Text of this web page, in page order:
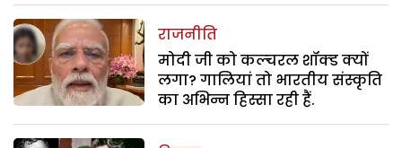
राजनीति
मोदी जी को कल्चरल शॉक्ड क्यों
लगा? गालियां तो भारतीय संस्कृति
का अभिन्न हिस्सा रही हैं.